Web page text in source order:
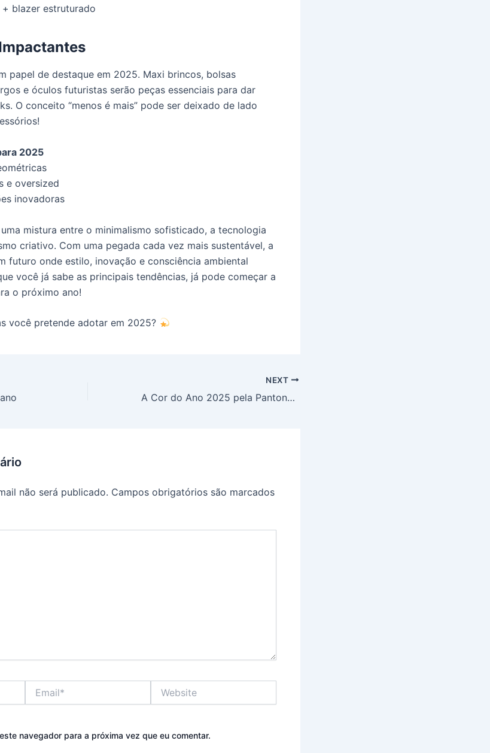
blazer estruturado
papel de destaque em 2025. Maxi brincos, bolsas
e óculos futuristas serão peças essenciais para dar
O conceito “menos é mais” pode ser deixado de lado
2025
e oversized
inovadoras
mistura entre o minimalismo sofisticado, a tecnologia
criativo. Com uma pegada cada vez mais sustentável, a
futuro onde estilo, inovação e consciência ambiental
você já sabe as principais tendências, já pode começar a
o próximo ano!
você pretende adotar em 2025?
NEXT
A Cor do Ano 2025 pela Pantone: Mocha Mousse
não será publicado. Campos obrigatórios são marcados
navegador para a próxima vez que eu comentar.